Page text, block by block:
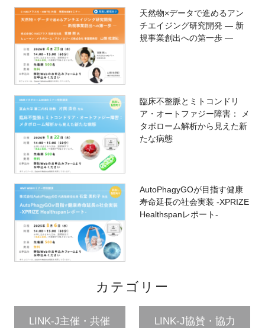
天然物×データで進めるアン
チエイジング研究開発 ― 新
規事業創出への第一歩 ―
臨床不整脈とミトコンドリ
ア・オートファジー障害： メ
タボローム解析から見えた新
たな病態
AutoPhagyGOが目指す健康
寿命延長の社会実装 -XPRIZE
Healthspanレポート-
カテゴリー
LINK-J主催・共催 LINK-J協賛・協力